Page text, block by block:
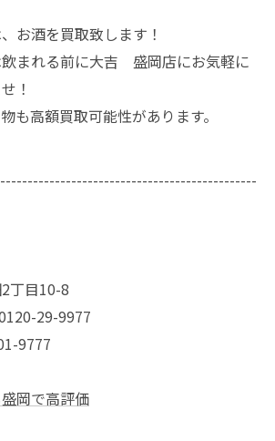
お酒を買取致します！
まれる前に大吉 盛岡店にお気軽に
！
も高額買取可能性があります。
丁目10-8
29-9977
9777
岡で高評価